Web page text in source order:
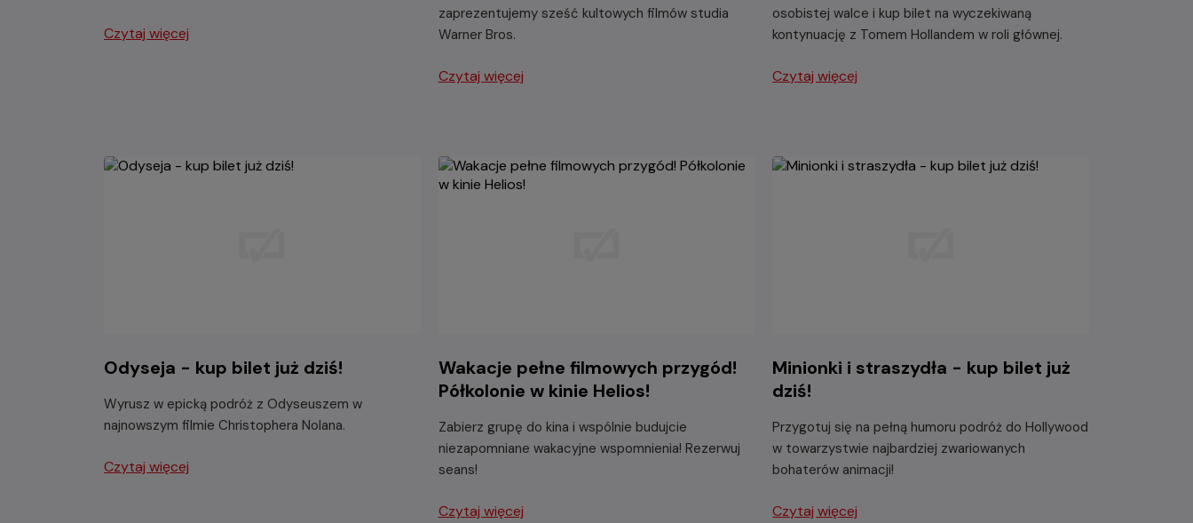
Czytaj więcej
zaprezentujemy sześć kultowych filmów studia
Warner Bros.
Czytaj więcej
osobistej walce i kup bilet na wyczekiwaną
kontynuację z Tomem Hollandem w roli głównej.
Czytaj więcej
Odyseja - kup bilet już dziś!
Wyrusz w epicką podróż z Odyseuszem w
najnowszym filmie Christophera Nolana.
Czytaj więcej
Wakacje pełne filmowych przygód!
Półkolonie w kinie Helios!
Zabierz grupę do kina i wspólnie budujcie
niezapomniane wakacyjne wspomnienia! Rezerwuj
seans!
Czytaj więcej
Minionki i straszydła - kup bilet już
dziś!
Przygotuj się na pełną humoru podróż do Hollywood
w towarzystwie najbardziej zwariowanych
bohaterów animacji!
Czytaj więcej